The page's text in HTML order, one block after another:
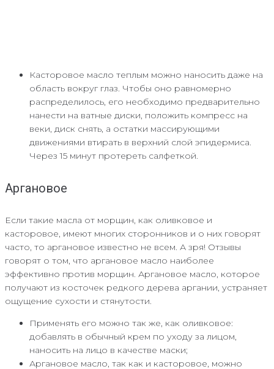
Касторовое масло теплым можно наносить даже на
область вокруг глаз. Чтобы оно равномерно
распределилось, его необходимо предварительно
нанести на ватные диски, положить компресс на
веки, диск снять, а остатки массирующими
движениями втирать в верхний слой эпидермиса.
Через 15 минут протереть салфеткой.
Аргановое
Если такие масла от морщин, как оливковое и
касторовое, имеют многих сторонников и о них говорят
часто, то аргановое известно не всем. А зря! Отзывы
говорят о том, что аргановое масло наиболее
эффективно против морщин. Аргановое масло, которое
получают из косточек редкого дерева аргании, устраняет
ощущение сухости и стянутости.
Применять его можно так же, как оливковое:
добавлять в обычный крем по уходу за лицом,
наносить на лицо в качестве маски;
Аргановое масло, так как и касторовое, можно